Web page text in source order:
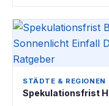
STÄDTE & REGIONEN
Spekulationsfrist